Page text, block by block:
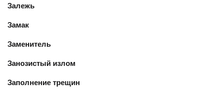
Залежь
Замак
Заменитель
Занозистый излом
Заполнение трещин